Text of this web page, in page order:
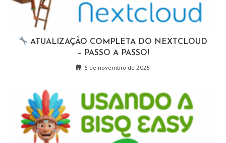
ATUALIZAÇÃO COMPLETA DO NEXTCLOUD
– PASSO A PASSO!
6 de novembro de 2025